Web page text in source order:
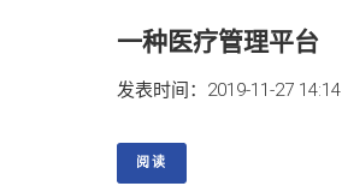
一种医疗管理平台
发表时间：2019-11-27 14:14
阅读